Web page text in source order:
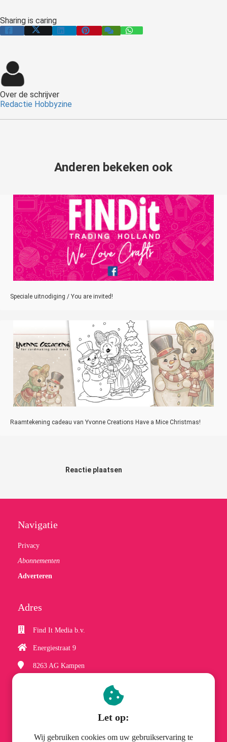
Sharing is caring
Over de schrijver
Redactie Hobbyzine
Anderen bekeken ook
Speciale uitnodiging / You are invited!
Raamtekening cadeau van Yvonne Creations Have a Mice Christmas!
Reactie plaatsen
Navigatie
Privacy
Abonnementen
Adverteren
Adres
Find It Media b.v.
Energiestraat 9
8263 AG Kampen
hobbyzineplus@finditmedia.nl
Let op:
Wij gebruiken cookies om uw gebruikservaring te